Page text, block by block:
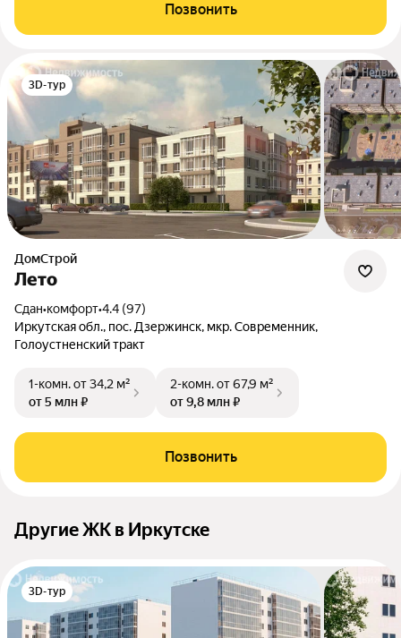
Позвонить
3D-тур
ДомСтрой
Лето
Сдан•комфорт•4.4 (97)
Иркутская обл., пос. Дзержинск, мкр. Современник,
Голоустненский тракт
1-комн.от 34,2 м²
от 5 млн ₽
2-комн.от 67,9 м²
от 9,8 млн ₽
Позвонить
Другие ЖК в Иркутске
3D-тур